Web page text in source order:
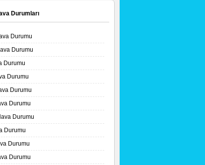
Durumları
Durumu
Durumu
Durumu
Durumu
Durumu
Durumu
Durumu
Durumu
Durumu
Durumu